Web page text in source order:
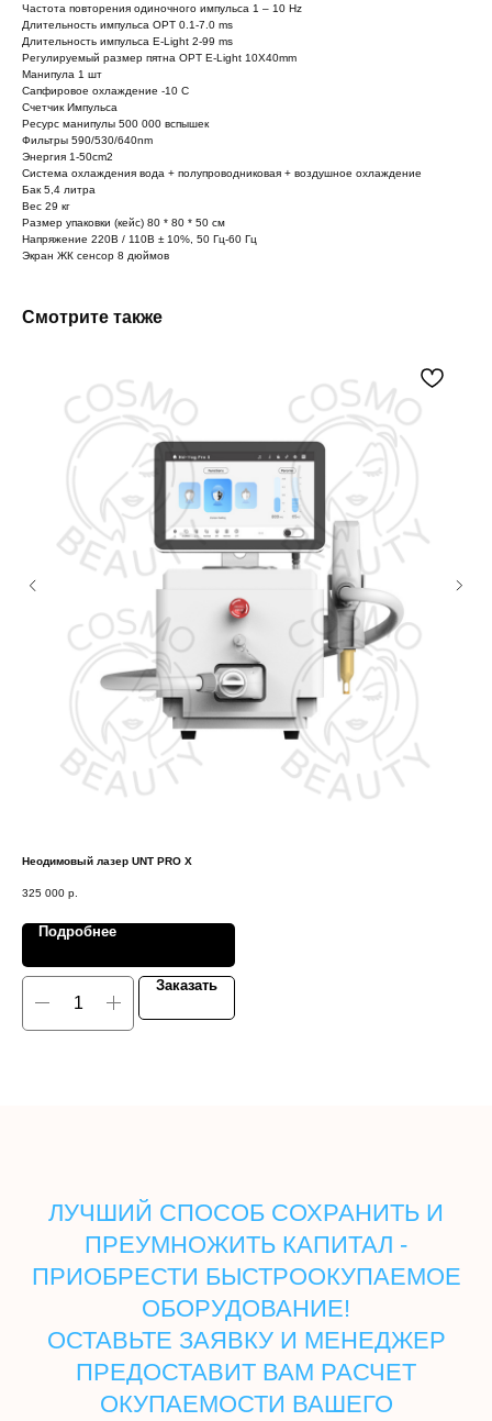
Частота повторения одиночного импульса 1 – 10 Hz
Длительность импульса OPT 0.1-7.0 ms
Длительность импульса E-Light 2-99 ms
Регулируемый размер пятна OPT E-Light 10X40mm
Манипула 1 шт
Сапфировое охлаждение -10 С
Счетчик Импульса
Ресурс манипулы 500 000 вспышек
Фильтры 590/530/640nm
Энергия 1-50cm2
Система охлаждения вода + полупроводниковая + воздушное охлаждение
Бак 5,4 литра
Вес 29 кг
Размер упаковки (кейс) 80 * 80 * 50 см
Напряжение 220В / 110В ± 10%, 50 Гц-60 Гц
Экран ЖК сенсор 8 дюймов
Смотрите также
Неодимовый лазер UNT PRO X
325 000 р.
Подробнее
Заказать
ЛУЧШИЙ СПОСОБ СОХРАНИТЬ И
ПРЕУМНОЖИТЬ КАПИТАЛ -
ПРИОБРЕСТИ БЫСТРООКУПАЕМОЕ
ОБОРУДОВАНИЕ!
ОСТАВЬТЕ ЗАЯВКУ И МЕНЕДЖЕР
ПРЕДОСТАВИТ ВАМ РАСЧЕТ
ОКУПАЕМОСТИ ВАШЕГО